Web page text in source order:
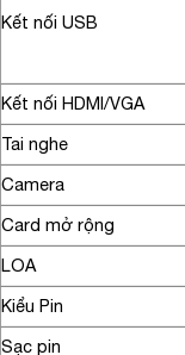
Kết nối USB
Kết nối HDMI/VGA
Tai nghe
Camera
Card mở rộng
LOA
Kiểu Pin
Sạc pin